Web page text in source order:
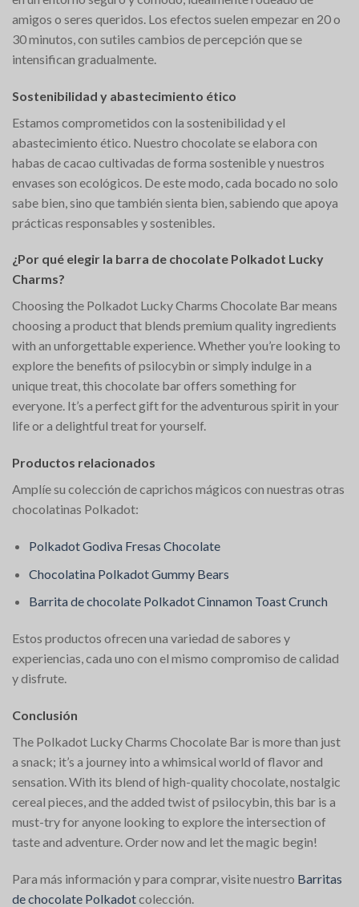
amigos o seres queridos. Los efectos suelen empezar en 20 o
30 minutos, con sutiles cambios de percepción que se
intensifican gradualmente.
Sostenibilidad y abastecimiento ético
Estamos comprometidos con la sostenibilidad y el
abastecimiento ético. Nuestro chocolate se elabora con
habas de cacao cultivadas de forma sostenible y nuestros
envases son ecológicos. De este modo, cada bocado no solo
sabe bien, sino que también sienta bien, sabiendo que apoya
prácticas responsables y sostenibles.
¿Por qué elegir la barra de chocolate Polkadot Lucky
Charms?
Choosing the Polkadot Lucky Charms Chocolate Bar means
choosing a product that blends premium quality ingredients
with an unforgettable experience. Whether you’re looking to
explore the benefits of psilocybin or simply indulge in a
unique treat, this chocolate bar offers something for
everyone. It’s a perfect gift for the adventurous spirit in your
life or a delightful treat for yourself.
Productos relacionados
Amplíe su colección de caprichos mágicos con nuestras otras
chocolatinas Polkadot:
Polkadot Godiva Fresas Chocolate
Chocolatina Polkadot Gummy Bears
Barrita de chocolate Polkadot Cinnamon Toast Crunch
Estos productos ofrecen una variedad de sabores y
experiencias, cada uno con el mismo compromiso de calidad
y disfrute.
Conclusión
The Polkadot Lucky Charms Chocolate Bar is more than just
a snack; it’s a journey into a whimsical world of flavor and
sensation. With its blend of high-quality chocolate, nostalgic
cereal pieces, and the added twist of psilocybin, this bar is a
must-try for anyone looking to explore the intersection of
taste and adventure. Order now and let the magic begin!
Para más información y para comprar, visite nuestro Barritas
de chocolate Polkadotcolección.